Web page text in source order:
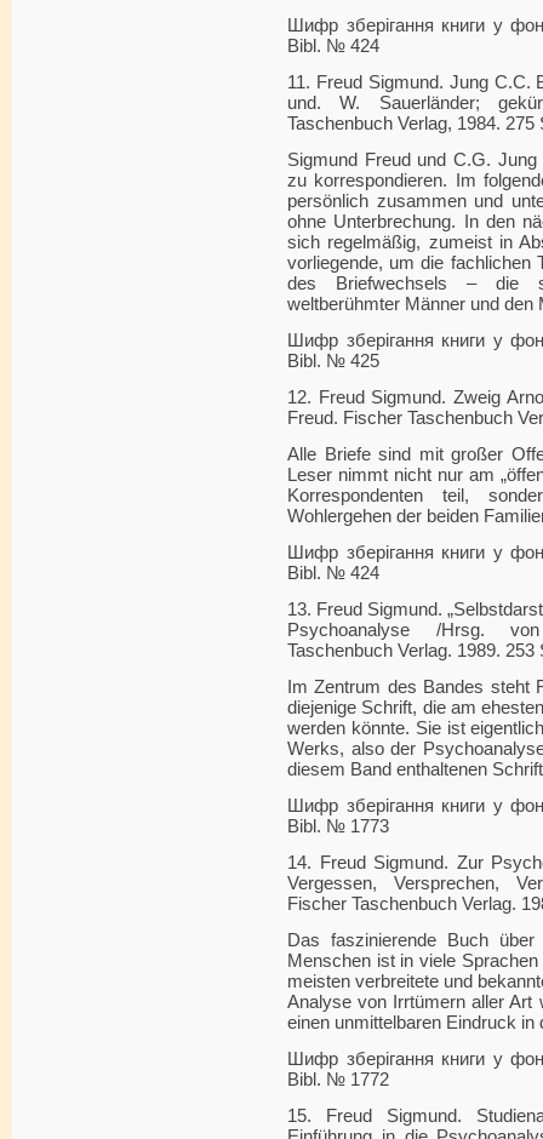
Шифр зберігання книги у
Bibl. № 424
11. Freud Sigmund. Jung C.C.
und. W. Sauerländer;
Taschenbuch Verlag, 1984. 275
Sigmund Freud und C.G.
zu korrespondieren. Im
persönlich zusammen und
ohne Unterbrechung. In den
sich regelmäßig, zumeist in
vorliegende, um die fachlichen
des Briefwechsels – die
weltberühmter Männer und den
Шифр зберігання книги у
Bibl. № 425
12. Freud Sigmund. Zweig
Freud. Fischer Taschenbuch
Alle Briefe sind mit großer
Leser nimmt nicht nur am
Korrespondenten teil,
Wohlergehen der beiden
Шифр зберігання книги у
Bibl. № 424
13. Freud Sigmund.
Psychoanalyse /Hrsg.
Taschenbuch Verlag. 1989. 253
Im Zentrum des Bandes steht
diejenige Schrift, die am
werden könnte. Sie ist
Werks, also der
diesem Band enthaltenen
Шифр зберігання книги у
Bibl. № 1773
14. Freud Sigmund. Zur
Vergessen, Versprechen,
Fischer Taschenbuch Verlag.
Das faszinierende Buch
Menschen ist in viele
meisten verbreitete und
Analyse von Irrtümern aller Art
einen unmittelbaren Eindruck
Шифр зберігання книги у
Bibl. № 1772
15. Freud Sigmund.